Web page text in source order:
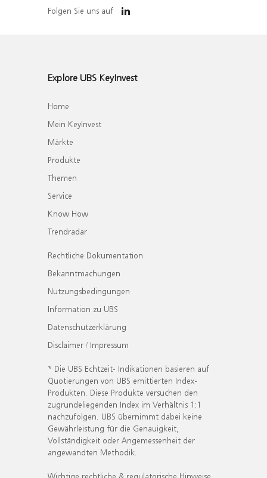
Folgen Sie uns auf
Explore UBS KeyInvest
Home
Mein KeyInvest
Märkte
Produkte
Themen
Service
Know How
Trendradar
Rechtliche Dokumentation
Bekanntmachungen
Nutzungsbedingungen
Information zu UBS
Datenschutzerklärung
Disclaimer / Impressum
* Die UBS Echtzeit- Indikationen basieren auf
Quotierungen von UBS emittierten Index-
Produkten. Diese Produkte versuchen den
zugrundeliegenden Index im Verhältnis 1:1
nachzufolgen. UBS übernimmt dabei keine
Gewährleistung für die Genauigkeit,
Vollständigkeit oder Angemessenheit der
angewandten Methodik.